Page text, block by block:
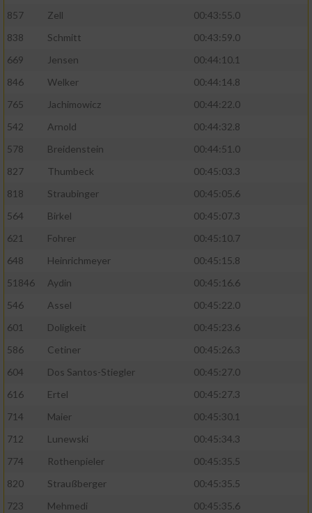
857
Zell
00:43:55.0
838
Schmitt
00:43:59.0
669
Jensen
00:44:10.1
846
Welker
00:44:14.8
765
Jachimowicz
00:44:22.0
542
Arnold
00:44:32.8
578
Breidenstein
00:44:51.0
827
Thumbeck
00:45:03.3
818
Straubinger
00:45:05.6
564
Birkel
00:45:07.3
621
Fohrer
00:45:10.7
648
Heinrichmeyer
00:45:15.8
51846
Aydin
00:45:16.6
546
Assel
00:45:22.0
601
Doligkeit
00:45:23.6
586
Cetiner
00:45:26.3
604
Dos Santos-Stiegler
00:45:27.0
616
Ertel
00:45:27.3
714
Maier
00:45:30.1
712
Lunewski
00:45:34.3
774
Rothenpieler
00:45:35.5
820
Straußberger
00:45:35.5
723
Mehmedi
00:45:35.6